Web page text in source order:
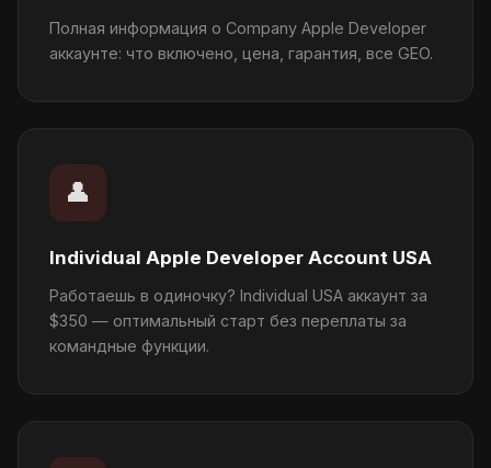
Полная информация о Company Apple Developer
аккаунте: что включено, цена, гарантия, все GEO.
👤
Individual Apple Developer Account USA
Работаешь в одиночку? Individual USA аккаунт за
$350 — оптимальный старт без переплаты за
командные функции.